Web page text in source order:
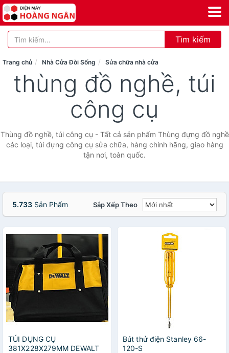
Tìm kiếm
Trang chủ Nhà Cửa Đời Sống Sửa chữa nhà cửa
thùng đồ nghề, túi
công cụ
Thùng đồ nghề, túi công cụ - Tất cả sản phẩm Thùng đựng đồ nghề
các loại, túi đựng công cụ sửa chữa, hàng chính hãng, giao hàng
tận nơi, toàn quốc.
5.733 Sản Phẩm Sắp Xếp Theo
TÚI DỤNG CỤ
381X228X279MM DEWALT
Bút thử điện Stanley 66-
120-S